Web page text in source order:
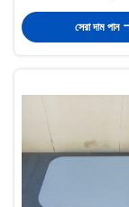
সেরা দাম পান